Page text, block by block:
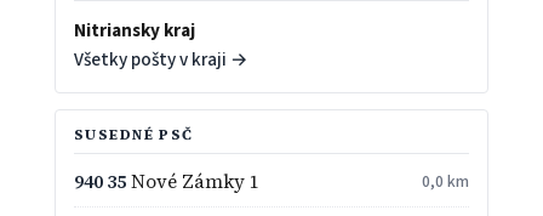
Nitriansky kraj
Všetky pošty v kraji →
SUSEDNÉ PSČ
940 35Nové Zámky 1 0,0 km